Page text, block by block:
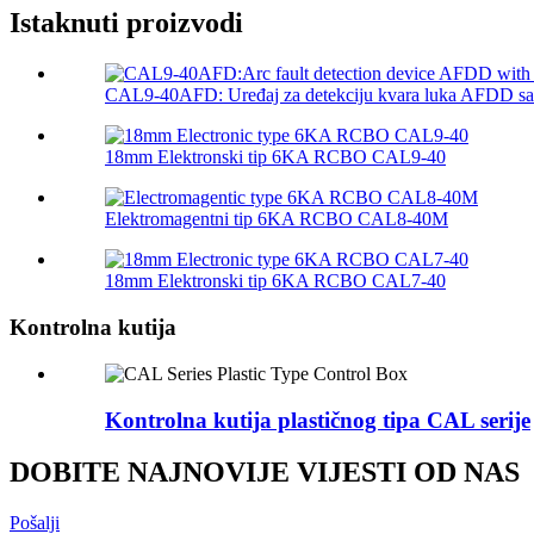
Istaknuti proizvodi
CAL9-40AFD: Uređaj za detekciju kvara luka AFDD
18mm Elektronski tip 6KA RCBO CAL9-40
Elektromagentni tip 6KA RCBO CAL8-40M
18mm Elektronski tip 6KA RCBO CAL7-40
Kontrolna kutija
Kontrolna kutija plastičnog tipa CAL serije
DOBITE NAJNOVIJE VIJESTI OD NAS
Pošalji